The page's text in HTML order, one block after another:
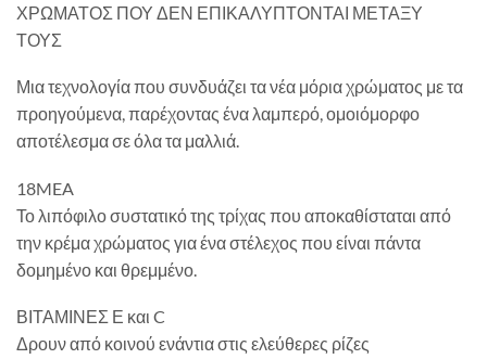
ΧΡΩΜΑΤΟΣ ΠΟΥ ΔΕΝ ΕΠΙΚΑΛΥΠΤΟΝΤΑΙ ΜΕΤΑΞΥ
ΤΟΥΣ
Μια τεχνολογία που συνδυάζει τα νέα μόρια χρώματος με τα
προηγούμενα, παρέχοντας ένα λαμπερό, ομοιόμορφο
αποτέλεσμα σε όλα τα μαλλιά.
18MEA
Το λιπόφιλο συστατικό της τρίχας που αποκαθίσταται από
την κρέμα χρώματος για ένα στέλεχος που είναι πάντα
δομημένο και θρεμμένο.
ΒΙΤΑΜΙΝΕΣ Ε και C
Δρουν από κοινού ενάντια στις ελεύθερες ρίζες